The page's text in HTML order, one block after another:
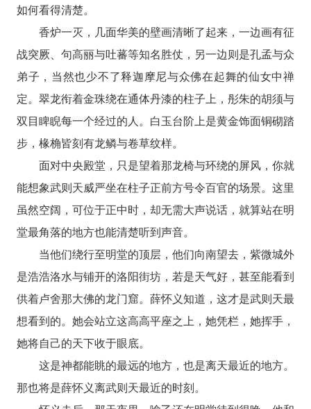
如何看得清楚。
香炉一灭，几面华美的壁画清晰了起来，一边画有征
战突厥、句高丽与吐蕃等知名胜仗，另一边则是孔孟与众
弟子，当然也少不了释迦摩尼与众佛在起舞的仙女中禅
定。翠龙衔着金珠绕在通体丹漆的柱子上，彤朱的胡须与
双目睥睨每一个经过的人。白玉台阶上是黄金饰面铜砌踏
步，椽桷皆刻有龙鳞与卷草纹样。
面对中央殿堂，只是望着那龙椅与环绕的屏风，你就
能想象武则天威严坐在柱子正前方号令百官的场景。这里
虽然空阔，可位于正中时，却无需大声说话，就算站在明
堂最角落的地方也能清楚听到声音。
当他们绕行至明堂的顶层，他们向南望去，紫微城外
是浩浩洛水与铺开的洛阳街坊，若是天气好，甚至能看到
供着卢舍那大佛的龙门窟。薛怀义知道，这才是武则天最
想看到的。她会站立这高高平座之上，她凭栏，她挥手，
她将自己的天下收于眼底。
这是神都能眺的最远的地方，也是离天最近的地方。
那也将是薛怀义离武则天最近的时刻。